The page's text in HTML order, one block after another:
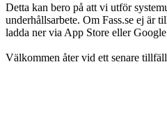
Detta kan bero på att vi utför
underhållsarbete. Om Fass.se ej är
ladda ner via App Store eller
Välkommen åter vid ett senare